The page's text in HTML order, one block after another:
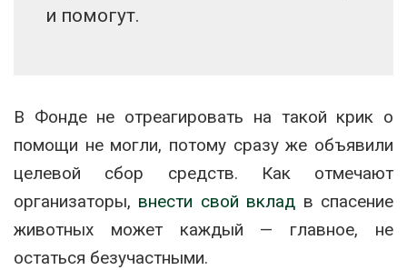
и помогут.
В Фонде не отреагировать на такой крик о
помощи не могли, потому сразу же объявили
целевой сбор средств. Как отмечают
организаторы, внести свой вклад в спасение
животных может каждый — главное, не
остаться безучастными.